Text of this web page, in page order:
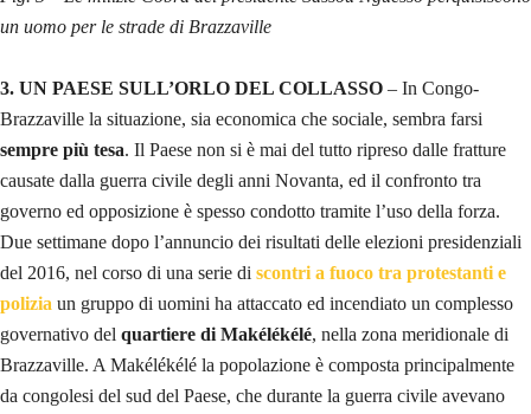
un uomo per le strade di Brazzaville
3. UN PAESE SULL’ORLO DEL COLLASSO – In Congo-
Brazzaville la situazione, sia economica che sociale, sembra farsi
sempre più tesa. Il Paese non si è mai del tutto ripreso dalle fratture
causate dalla guerra civile degli anni Novanta, ed il confronto tra
governo ed opposizione è spesso condotto tramite l’uso della forza.
Due settimane dopo l’annuncio dei risultati delle elezioni presidenziali
del 2016, nel corso di una serie di scontri a fuoco tra protestanti e
polizia un gruppo di uomini ha attaccato ed incendiato un complesso
governativo del quartiere di Makélékélé, nella zona meridionale di
Brazzaville. A Makélékélé la popolazione è composta principalmente
da congolesi del sud del Paese, che durante la guerra civile avevano